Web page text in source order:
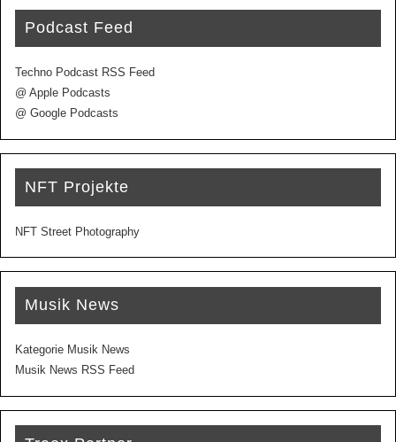
Podcast Feed
Techno Podcast RSS Feed
@ Apple Podcasts
@ Google Podcasts
NFT Projekte
NFT Street Photography
Musik News
Kategorie Musik News
Musik News RSS Feed